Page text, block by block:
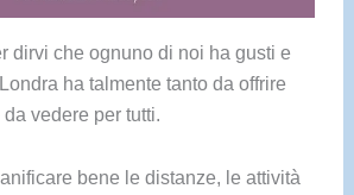
dirvi che ognuno di noi ha gusti e
ha talmente tanto da offrire
da vedere per tutti.
bene le distanze, le attività